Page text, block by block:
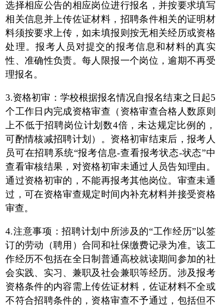
选择相应公告的相应岗位进行报名，并按要求填写
相关信息并上传佐证材料，招聘条件相关的证明材
料须按要求上传，如未填报则按无相关经历或资格
处理。报考人员对提交的报考信息和材料的真实
性、准确性负责。每人限报一个岗位，逾期不再受
理报名。
3.资格初审：学校根据报名情况自报名结束之日起5
个工作日内完成资格审查（资格审查合格人数原则
上不低于招聘岗位计划数4倍，未达规定比例的，
可酌情核减招聘计划）。资格初审结束后，报考人
员可在招聘系统“报考信息-查看报考状态-状态”中
查看审核结果，对资格初审未通过人员告知理由。
通过资格初审的，不能再报考其他岗位。审查未通
过，可在资格审查规定时间内补充材料并接受资格
审查。
4.注意事项：招聘计划中所涉及的“工作经历”以签
订的劳动（聘用）合同和社保缴费记录为准。该工
作经历不包括在全日制普通高校就读期间参加的社
会实践、实习、兼职及社会兼职等经历。涉及报考
资格条件的内容需上传佐证材料，佐证材料不全或
不符合招聘条件的，资格审查不予通过，包括但不